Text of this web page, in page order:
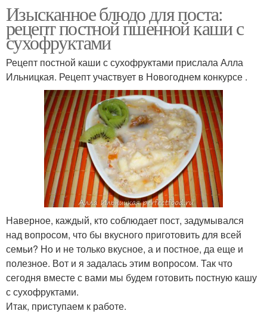
Изысканное блюдо для поста:
рецепт постной пшенной каши с
сухофруктами
Рецепт постной каши с сухофруктами прислала Алла
Ильницкая. Рецепт участвует в Новогоднем конкурсе .
Наверное, каждый, кто соблюдает пост, задумывался
над вопросом, что бы вкусного приготовить для всей
семьи? Но и не только вкусное, а и постное, да еще и
полезное. Вот и я задалась этим вопросом. Так что
сегодня вместе с вами мы будем готовить постную кашу
с сухофруктами.
Итак, приступаем к работе.